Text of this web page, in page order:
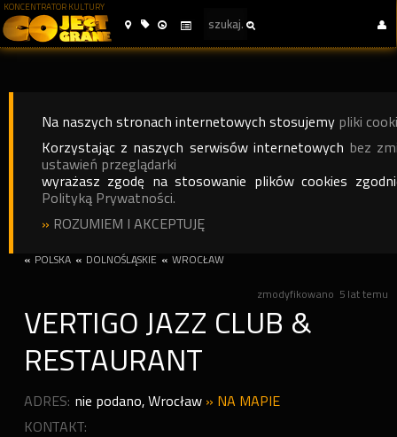
KONCENTRATOR KULTURY
Na naszych stronach internetowych stosujemy pliki
Korzystając z naszych serwisów internetowych bez
ustawień przeglądarki
wyrażasz zgodę na stosowanie plików cookies
Polityką Prywatności.
» ROZUMIEM I AKCEPTUJĘ
« POLSKA « DOLNOŚLĄSKIE « WROCŁAW
zmodyfikowano 5 lat temu
VERTIGO JAZZ CLUB &
RESTAURANT
ADRES: nie podano,Wrocław » NA MAPIE
KONTAKT: